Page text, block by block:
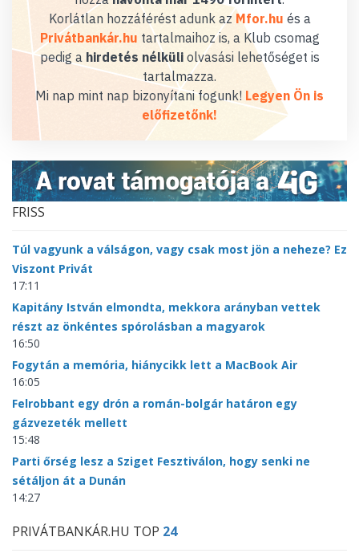
Korlátlan hozzáférést adunk az Mfor.hu és a
Privátbankár.hu tartalmaihoz is, a Klub csomag
pedig a hirdetés nélküliolvasási lehetőséget is
tartalmazza.
Mi nap mint nap bizonyítani fogunk! Legyen Ön is
előfizetőnk!
FRISS
Túl vagyunk a válságon, vagy csak most jön a neheze? Ez
Viszont Privát
17:11
Kapitány István elmondta, mekkora arányban vettek
részt az önkéntes spórolásban a magyarok
16:50
Fogytán a memória, hiánycikk lett a MacBook Air
16:05
Felrobbant egy drón a román-bolgár határon egy
gázvezeték mellett
15:48
Parti őrség lesz a Sziget Fesztiválon, hogy senki ne
sétáljon át a Dunán
14:27
PRIVÁTBANKÁR.HU TOP 24